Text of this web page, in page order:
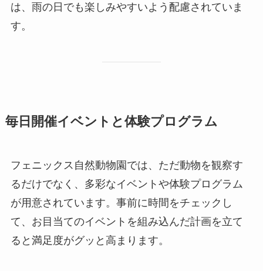
は、雨の日でも楽しみやすいよう配慮されていま
す。
毎日開催イベントと体験プログラム
フェニックス自然動物園では、ただ動物を観察す
るだけでなく、多彩なイベントや体験プログラム
が用意されています。事前に時間をチェックし
て、お目当てのイベントを組み込んだ計画を立て
ると満足度がグッと高まります。